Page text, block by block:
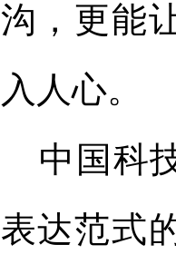
沟，更能
入人心。
中国科
表达范式